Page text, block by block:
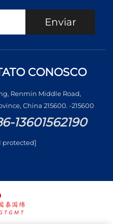
Enviar
CONOSCO
Renmin Middle Road,
China 215600. -215600
13601562190
protected]